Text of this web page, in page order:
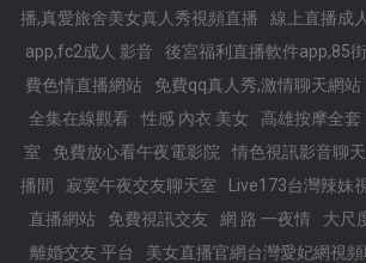
播,真愛旅舍美女真人秀視頻直播
線上直播成
app,fc2成人 影音
後宮福利直播軟件app,85
費色情直播網站
免費qq真人秀,激情聊天網站
全集在線觀看
性感 內衣 美女 高雄按摩全套
室
免費放心看午夜電影院 情色視訊影音聊
播間
寂寞午夜交友聊天室 Live173台灣辣妹
直播網站
免費視訊交友 網 路 一夜情
大尺
離婚交友 平台
美女直播官網台灣愛妃網視